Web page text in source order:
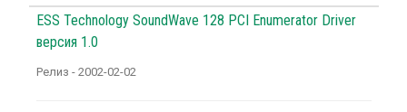
ESS Technology SoundWave 128 PCI Enumerator Driver
версия 1.0
Релиз - 2002-02-02